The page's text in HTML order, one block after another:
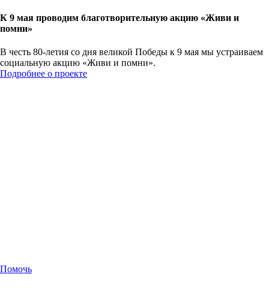
К 9 мая проводим благотворительную акцию «Живи и
помни»
В честь 80-летия со дня великой Победы к 9 мая мы устраиваем
социальную акцию «Живи и помни».
Подробнее о проекте
Помочь